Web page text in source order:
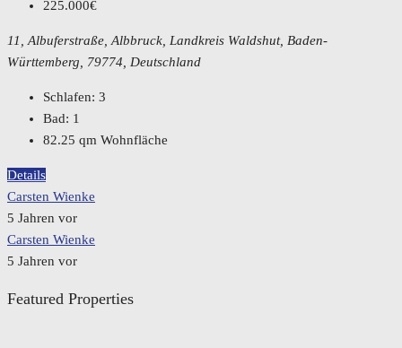
225.000€
11, Albuferstraße, Albbruck, Landkreis Waldshut, Baden-
Württemberg, 79774, Deutschland
Schlafen: 3
Bad: 1
82.25 qm Wohnfläche
Details
Carsten Wienke
5 Jahren vor
Carsten Wienke
5 Jahren vor
Featured Properties